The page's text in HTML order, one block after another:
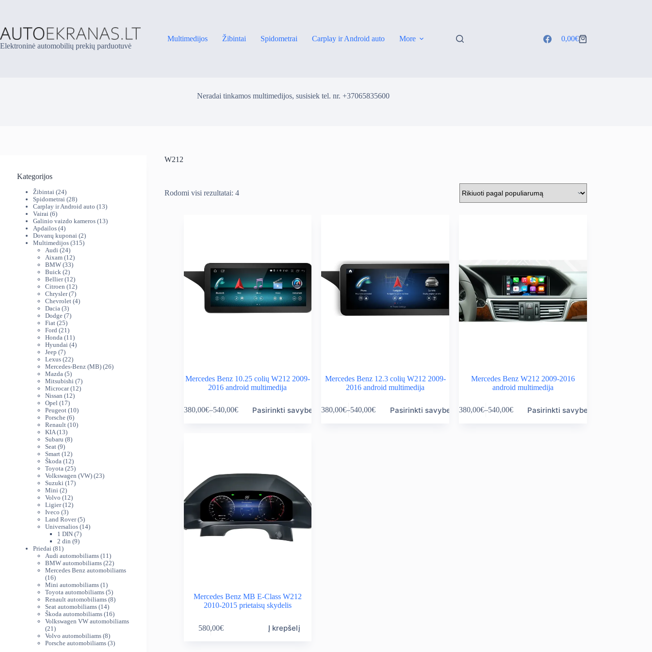
Elektroninė automobilių prekių parduotuvė
Multimedijos Žibintai Spidometrai Carplay ir Android auto More
Shopping
0,00€
Neradai tinkamos multimedijos, susisiek tel. nr. +37065835600
W212
Rodomi visi rezultatai: 4
Mercedes Benz 10.25 colių W212 2009-
2016 android multimedija
380,00€–540,00€
Price
Pasirinkti savybes
product
the
product
page
Mercedes Benz 12.3 colių W212 2009-
2016 android multimedija
380,00€–540,00€
Price
Pasirinkti savybes
product
Mercedes Benz W212 2009-2016
android multimedija
380,00€–540,00€
Price
Pasirinkti savybes
product
Mercedes Benz MB E-Class W212
2010-2015 prietaisų skydelis
580,00€ Į krepšelį
Kategorijos
Žibintai 2424
produktai
Spidometrai 2828
produktai
Carplay ir Android auto 1313
Vairai 66
produktai
Galinio vaizdo kameros 1313
Apdailos 44
produktai
Dovanų kuponai 22
produktai
Multimedijos 315315
Audi 2424
produktai
Aixam 1212
produktų
BMW 3333
Buick 22
produktai
Bellier 1212
produktų
Citroen 1212
produktų
Chrysler 77
produktai
Chevrolet 44
Dacia 33
produktai
Dodge 77
Fiat 2525
produktai
Ford 21 21
produktas
Honda 11 11
produktų
Hyundai 44
Jeep 77
produktai
Lexus 2222
produktai
Mercedes-Benz (MB) 2626
Mazda 55
produktai
Mitsubishi 77
produktai
Microcar 1212
Nissan 1212
Opel 1717
produktų
Peugeot 1010
Porsche 66
produktai
Renault 1010
KIA 1313
produktų
Subaru 88
Seat 99
produktai
Smart 1212
produktų
Škoda 1212
produktų
Toyota 2525
produktai
Volkswagen (VW) 2323
Suzuki 1717
Mini 22
produktai
Volvo 1212
produktų
Ligier 1212
Iveco 33
produktai
Land Rover 55
produktai
Universalios 1414
1 DIN 77
produktai
2 din 99
Priedai 81 81
produktas
Audi automobiliams 11 11
produktų
BMW automobiliams 2222
produktai
Mercedes Benz automobiliams
1616
produktų
Mini automobiliams 1 1
produktas
Toyota automobiliams 55
produktai
Renault automobiliams 88
Seat automobiliams 1414
produktų
Škoda automobiliams 1616
produktų
Volkswagen VW automobiliams
21 21
produktas
Volvo automobiliams 88
produktai
Porsche automobiliams 33